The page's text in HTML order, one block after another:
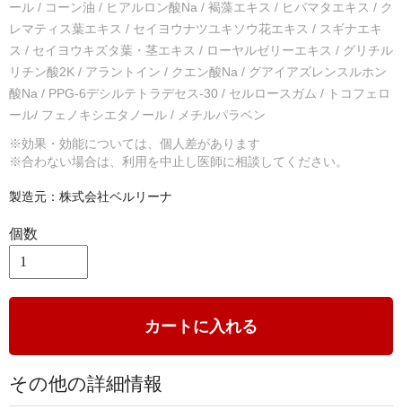
ール / コーン油 / ヒアルロン酸Na / 褐藻エキス / ヒバマタエキス / ク
レマティス葉エキス / セイヨウナツユキソウ花エキス / スギナエキ
ス / セイヨウキズタ葉・茎エキス / ローヤルゼリーエキス / グリチル
リチン酸2K / アラントイン / クエン酸Na / グアイアズレンスルホン
酸Na / PPG-6デシルテトラデセス-30 / セルロースガム / トコフェロ
ール/ フェノキシエタノール / メチルパラベン
※効果・効能については、個人差があります
※合わない場合は、利用を中止し医師に相談してください。
製造元：株式会社ベルリーナ
個数
カートに入れる
その他の詳細情報